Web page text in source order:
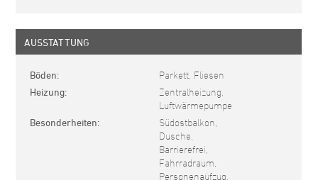
AUSSTATTUNG
Böden Parkett, Fliesen
Heizung
Zentralheizung,
Luftwärmepumpe
Besonderheiten
Südostbalkon,
Dusche,
Barrierefrei,
Fahrradraum,
Personenaufzug,